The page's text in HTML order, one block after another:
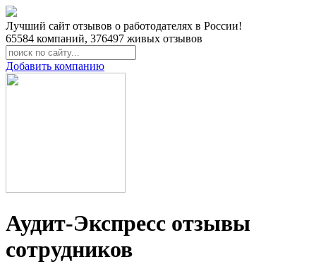
Лучший сайт отзывов о работодателях в России!
65584 компаний, 376497 живых отзывов
Добавить компанию
Аудит-Экспресс отзывы
сотрудников